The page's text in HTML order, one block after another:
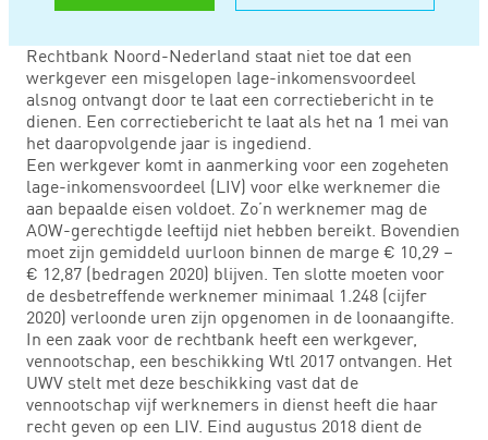
Rechtbank Noord-Nederland staat niet toe dat een
werkgever een misgelopen lage-inkomensvoordeel
alsnog ontvangt door te laat een correctiebericht in te
dienen. Een correctiebericht te laat als het na 1 mei van
het daaropvolgende jaar is ingediend.
Een werkgever komt in aanmerking voor een zogeheten
lage-inkomensvoordeel (LIV) voor elke werknemer die
aan bepaalde eisen voldoet. Zo’n werknemer mag de
AOW-gerechtigde leeftijd niet hebben bereikt. Bovendien
moet zijn gemiddeld uurloon binnen de marge € 10,29 –
€ 12,87 (bedragen 2020) blijven. Ten slotte moeten voor
de desbetreffende werknemer minimaal 1.248 (cijfer
2020) verloonde uren zijn opgenomen in de loonaangifte.
In een zaak voor de rechtbank heeft een werkgever,
vennootschap, een beschikking Wtl 2017 ontvangen. Het
UWV stelt met deze beschikking vast dat de
vennootschap vijf werknemers in dienst heeft die haar
recht geven op een LIV. Eind augustus 2018 dient de